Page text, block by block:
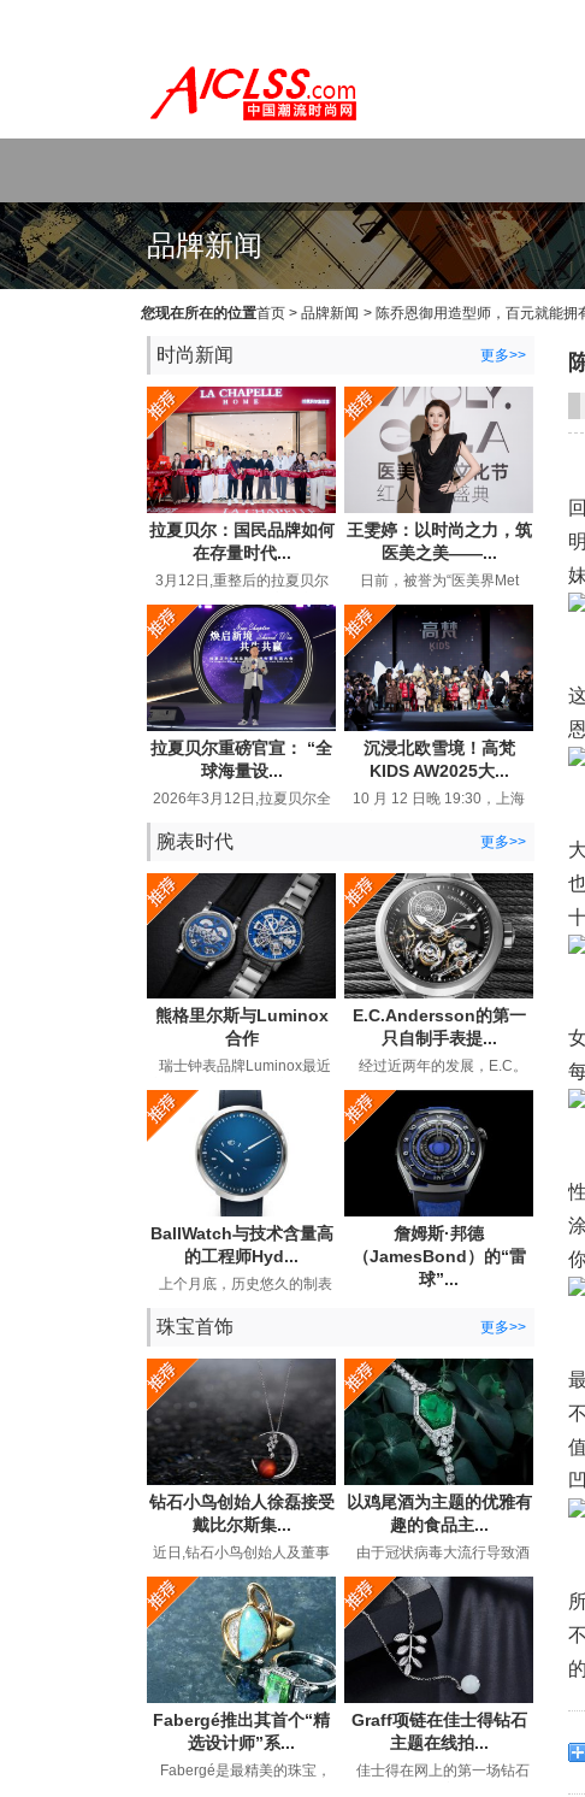
品牌新闻
您现在所在的位置首页 > 品牌新闻 > 陈乔恩御用造型师，百元就能拥
时尚新闻 更多>>
拉夏贝尔：国民品牌如何
在存量时代...
3月12日,重整后的拉夏贝尔
“线上百亿回归”,重新回到行
业视...
王雯婷：以时尚之力，筑
医美之美——...
日前，被誉为“医美界Met
圆满落幕。这场汇聚全球顶
尖医...
拉夏贝尔重磅官宣： “全
球海量设...
2026年3月12日,拉夏贝尔全
在浙江嘉兴举行。这个28年
国民...
沉浸北欧雪境！高梵
KIDS AW2025大...
10 月 12 日晚 19:30，上海
热烈所笼罩。以 “北欧精灵 ...
腕表时代 更多>>
熊格里尔斯与Luminox
合作
瑞士钟表品牌Luminox最近
作关系，并推出了他...
E.C.Andersson的第一
只自制手表提...
经过近两年的发展，E.C。
期待已久的手工手表。...
BallWatch与技术含量高
的工程师Hyd...
上个月底，历史悠久的制表
史中的专用工具表而...
詹姆斯·邦德
（JamesBond）的“雷
球”...
（JamesBond）在长期的电
珠宝首饰 更多>>
钻石小鸟创始人徐磊接受
戴比尔斯集...
近日,钻石小鸟创始人及董事
专访,讲述了在后疫情时代下
如...
以鸡尾酒为主题的优雅有
趣的食品主...
由于冠状病毒大流行导致酒
有了全新的含义。过...
Fabergé推出其首个“精
选设计师”系...
Fabergé是最精美的珠宝，
Graff项链在佳士得钻石
主题在线拍...
佳士得在网上的第一场钻石